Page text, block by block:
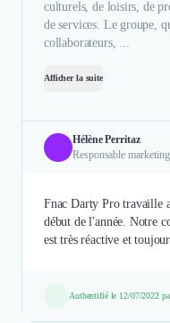
culturels, de loisirs, de
de services. Le groupe,
collaborateurs, ...
Afficher la suite
Hélène Perritaz
Responsable
Fnac Darty Pro travaille
début de l'année. Notre
est très réactive et
Authentifié le 12/07/2022